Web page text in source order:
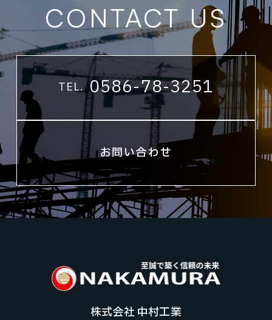
CONTACT US
TEL. 0586-78-3251
お問い合わせ
株式会社 中村工業